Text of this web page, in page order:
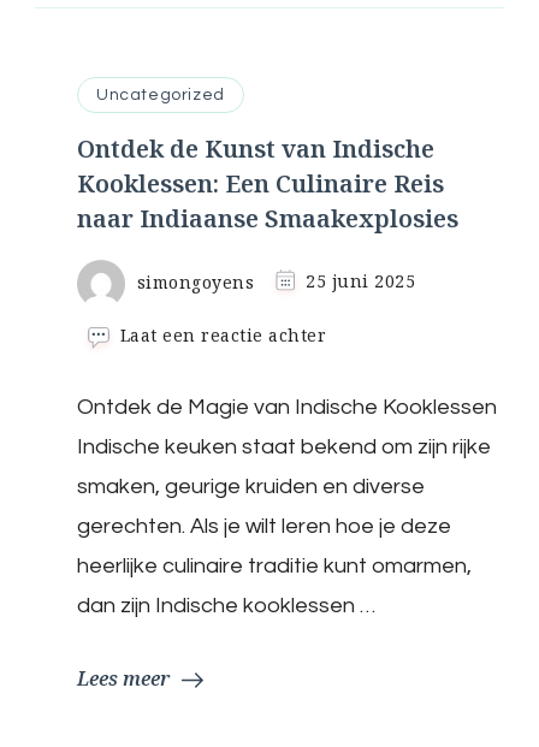
Uncategorized
Ontdek de Kunst van Indische
Kooklessen: Een Culinaire Reis
naar Indiaanse Smaakexplosies
simongoyens 25 juni 2025
Laat een reactie achter
Kunst
van
Indische
Kooklessen:
Culinaire
Reis
Indiaanse
Ontdek de Magie van Indische Kooklessen
Indische keuken staat bekend om zijn rijke
smaken, geurige kruiden en diverse
gerechten. Als je wilt leren hoe je deze
heerlijke culinaire traditie kunt omarmen,
dan zijn Indische kooklessen …
Lees meer